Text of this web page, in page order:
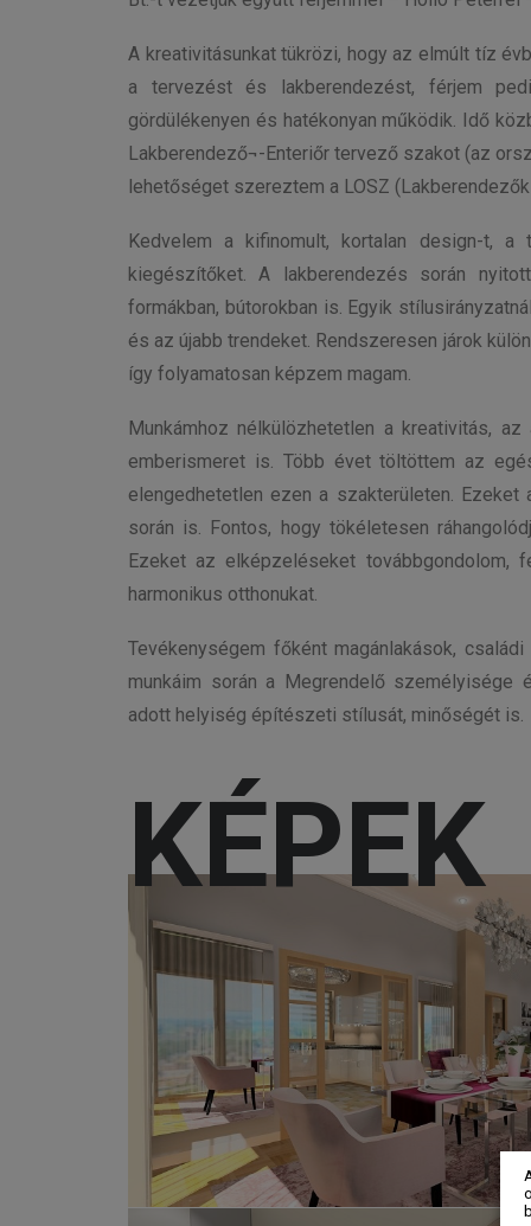
A kreativitásunkat tükrözi, hogy az elmúlt tíz
a tervezést és lakberendezést, férjem
gördülékenyen és hatékonyan működik. Idő
Lakberendező¬-Enteriőr tervező szakot (az
lehetőséget szereztem a LOSZ
Kedvelem a kifinomult, kortalan design-t,
kiegészítőket. A lakberendezés során
formákban, bútorokban is. Egyik
és az újabb trendeket. Rendszeresen járok
így folyamatosan képzem magam.
Munkámhoz nélkülözhetetlen a kreativitás,
emberismeret is. Több évet töltöttem az
elengedhetetlen ezen a szakterületen.
során is. Fontos, hogy tökéletesen
Ezeket az elképzeléseket továbbgondolom,
harmonikus otthonukat.
Tevékenységem főként magánlakások,
munkáim során a Megrendelő
adott helyiség építészeti stílusát, minőségét is.
KÉPEK